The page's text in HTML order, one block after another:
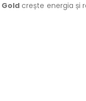
Gold crește energia și